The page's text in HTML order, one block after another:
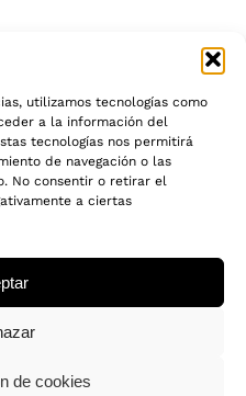
utilizamos tecnologías como
a la información del
tecnologías nos permitirá
de navegación o las
No consentir o retirar el
a ciertas
de cookies